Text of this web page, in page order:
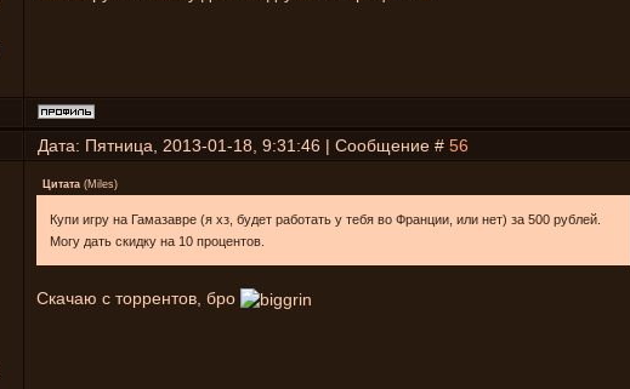
Дата: Пятница, 2013-01-18, 9:31:46 | Сообщение # 56
Цитата (Miles)
Купи игру на Гамазавре (я хз, будет работать у тебя во Франции, или нет) за 500 рублей.
Могу дать скидку на 10 процентов.
Скачаю с торрентов, бро